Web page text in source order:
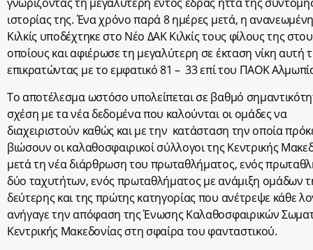
γνωρίζοντας τη μεγαλύτερη εντός έδρας ήττα της
ιστορίας της. Ένα χρόνο παρά 8 ημέρες μετά, η
Κιλκίς υποδέχτηκε στο Νέο ΔΑΚ Κιλκίς τους φίλους της
οποίους και αφιέρωσε τη μεγαλύτερη σε έκταση νίκη αυτή
επικρατώντας με το εμφατικό 81 – 33 επί του ΠΑΟΚ
Το αποτέλεσμα ωστόσο υπολείπεται σε βαθμό
σχέση με τα νέα δεδομένα που καλούνται οι ομάδες να
διαχειριστούν καθώς και με την κατάσταση την οποία
βιώσουν οι καλαθοσφαιρικοί σύλλογοι της Κεντρικής
μετά τη νέα διάρθρωση του πρωταθλήματος, ενός
δύο ταχυτήτων, ενός πρωταθλήματος με ανάμιξη ομάδων
δεύτερης και της πρώτης κατηγορίας που ανέτρεψε κάθε
ανήγαγε την απόφαση της Ένωσης Καλαθοσφαιρικών
Κεντρικής Μακεδονίας στη σφαίρα του φανταστικού.